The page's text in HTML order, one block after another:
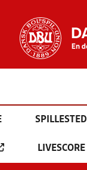
SPILLESTED
LIVESCORE